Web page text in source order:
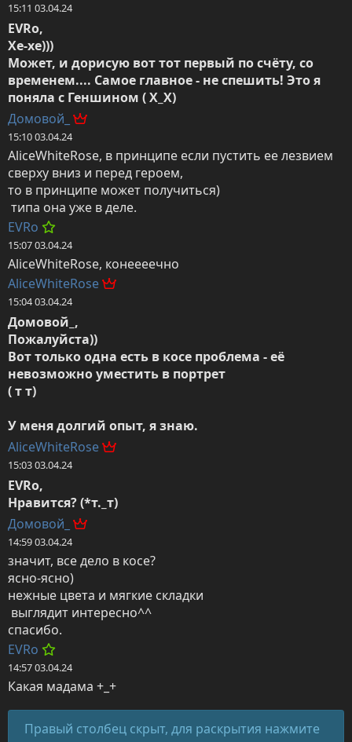
15:11 03.04.24
EVRo,
Хе-хе)))
Может, и дорисую вот тот первый по счёту, со
временем.... Самое главное - не спешить! Это я
поняла с Геншином ( Х_Х)
Домовой_
15:10 03.04.24
AliceWhiteRose, в принципе если пустить ее лезвием
сверху вниз и перед героем,
то в принципе может получиться)
типа она уже в деле.
EVRo
15:07 03.04.24
AliceWhiteRose, конеееечно
AliceWhiteRose
15:04 03.04.24
Домовой_,
Пожалуйста))
Вот только одна есть в косе проблема - её
невозможно уместить в портрет
( т т)
У меня долгий опыт, я знаю.
AliceWhiteRose
15:03 03.04.24
EVRo,
Нравится? (*т._т)
Домовой_
14:59 03.04.24
значит, все дело в косе?
ясно-ясно)
нежные цвета и мягкие складки
спасибо.
EVRo
14:57 03.04.24
Какая мадама +_+
Правый столбец скрыт, для раскрытия нажмите